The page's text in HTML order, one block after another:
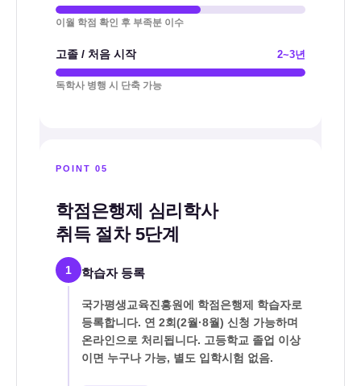
이월 학점 확인 후 부족분 이수
고졸 / 처음 시작 2~3년
독학사 병행 시 단축 가능
POINT 05
학점은행제 심리학사
취득 절차 5단계
1 학습자 등록
국가평생교육진흥원에 학점은행제 학습자로
등록합니다. 연 2회(2월·8월) 신청 가능하며
온라인으로 처리됩니다. 고등학교 졸업 이상
이면 누구나 가능, 별도 입학시험 없음.